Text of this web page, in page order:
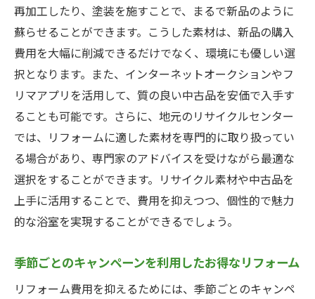
再加工したり、塗装を施すことで、まるで新品のように
蘇らせることができます。こうした素材は、新品の購入
費用を大幅に削減できるだけでなく、環境にも優しい選
択となります。また、インターネットオークションやフ
リマアプリを活用して、質の良い中古品を安価で入手す
ることも可能です。さらに、地元のリサイクルセンター
では、リフォームに適した素材を専門的に取り扱ってい
る場合があり、専門家のアドバイスを受けながら最適な
選択をすることができます。リサイクル素材や中古品を
上手に活用することで、費用を抑えつつ、個性的で魅力
的な浴室を実現することができるでしょう。
季節ごとのキャンペーンを利用したお得なリフォーム
リフォーム費用を抑えるためには、季節ごとのキャンペ